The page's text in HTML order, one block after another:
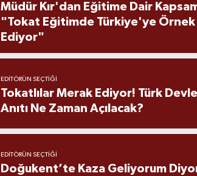
Müdür Kır'dan Eğitime Dair
"Tokat Eğitimde Türkiye'ye Örnek
Ediyor"
EDITÖRÜN SEÇTIĞI
Tokatlılar Merak Ediyor! Türk
Anıtı Ne Zaman Açılacak?
EDITÖRÜN SEÇTIĞI
Doğukent’te Kaza Geliyorum